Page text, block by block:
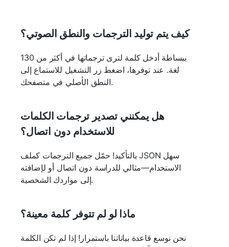
كيف يتم توليد الترجمات والنطق الصوتي؟
ببساطة أدخل كلمة لترى ترجماتها في أكثر من 130
لغة. عند توفرها، اضغط زر التشغيل للاستماع إلى
النطق الأصلي في متصفحك.
هل يمكنني تصدير ترجمات الكلمات
للاستخدام دون اتصال؟
بالتأكيد! حمّل جميع الترجمات كملف JSON سهل
الاستخدام—مثالي للدراسة دون اتصال أو لإضافته
إلى مواردك الشخصية.
ماذا لو لم تتوفر كلمة معينة؟
نحن نوسع قاعدة بياناتنا باستمرار! إذا لم تكن الكلمة